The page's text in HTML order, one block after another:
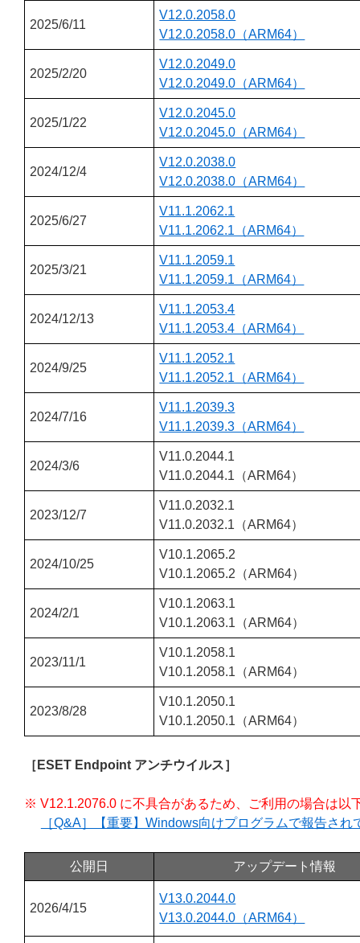
2025/6/11
V12.0.2058.0
V12.0.2058.0（ARM64）
2025/2/20
V12.0.2049.0
V12.0.2049.0（ARM64）
2025/1/22
V12.0.2045.0
V12.0.2045.0（ARM64）
2024/12/4
V12.0.2038.0
V12.0.2038.0（ARM64）
2025/6/27
V11.1.2062.1
V11.1.2062.1（ARM64）
2025/3/21
V11.1.2059.1
V11.1.2059.1（ARM64）
2024/12/13
V11.1.2053.4
V11.1.2053.4（ARM64）
2024/9/25
V11.1.2052.1
V11.1.2052.1（ARM64）
2024/7/16
V11.1.2039.3
V11.1.2039.3（ARM64）
2024/3/6
V11.0.2044.1
V11.0.2044.1（ARM64）
2023/12/7
V11.0.2032.1
V11.0.2032.1（ARM64）
2024/10/25
V10.1.2065.2
V10.1.2065.2（ARM64）
2024/2/1
V10.1.2063.1
V10.1.2063.1（ARM64）
2023/11/1
V10.1.2058.1
V10.1.2058.1（ARM64）
2023/8/28
V10.1.2050.1
V10.1.2050.1（ARM64）
［ESET Endpoint アンチウイルス］
※ V12.1.2076.0 に不具合があるため、ご利用の場合は以
［Q&A］【重要】Windows向けプログラムで報告さ
公開日 アップデート情報
2026/4/15
V13.0.2044.0
V13.0.2044.0（ARM64）